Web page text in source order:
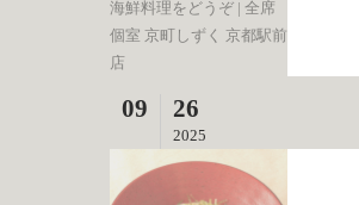
09 26
2025